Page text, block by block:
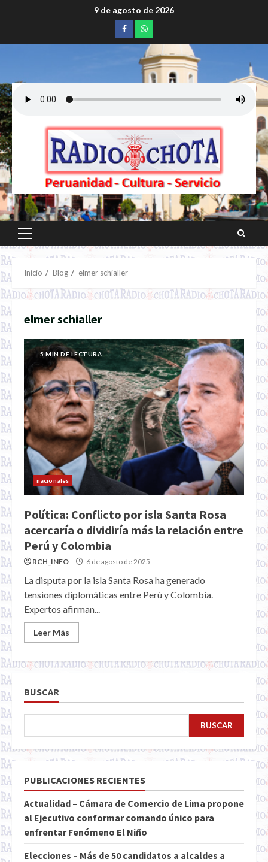
9 de agosto de 2026
Facebookwhatsapp
Menú
principal
Inicio Blog elmer schialler
elmer schialler
5 MIN DE LECTURA
nacionales
Política: Conflicto por isla Santa Rosa
acercaría o dividiría más la relación entre
Perú y Colombia
RCH_INFO 6 de agosto de 2025
La disputa por la isla Santa Rosa ha generado
tensiones diplomáticas entre Perú y Colombia.
Expertos afirman...
Leer Más
BUSCAR
BUSCAR
PUBLICACIONES RECIENTES
Actualidad – Cámara de Comercio de Lima propone
al Ejecutivo conformar comando único para
enfrentar Fenómeno El Niño
Elecciones – Más de 50 candidatos a alcaldes a